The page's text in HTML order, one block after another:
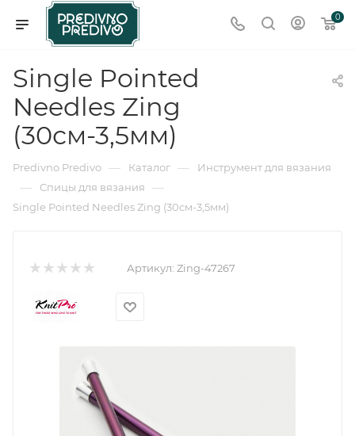
0
Single Pointed
Needles Zing
(30см-3,5мм)
Predivno Predivo — Каталог — Инструмент для вязания
— Спицы для вязания —
Single Pointed Needles Zing (30см-3,5мм)
Артикул: Zing-47267